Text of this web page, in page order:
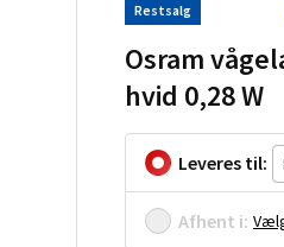
Restsalg
Osram
hvid 0,28 W
Leveres til:
Afhent i: